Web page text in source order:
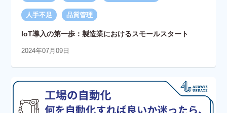
人手不足 品質管理
IoT導入の第一歩：製造業におけるスモールスタート
2024年07月09日